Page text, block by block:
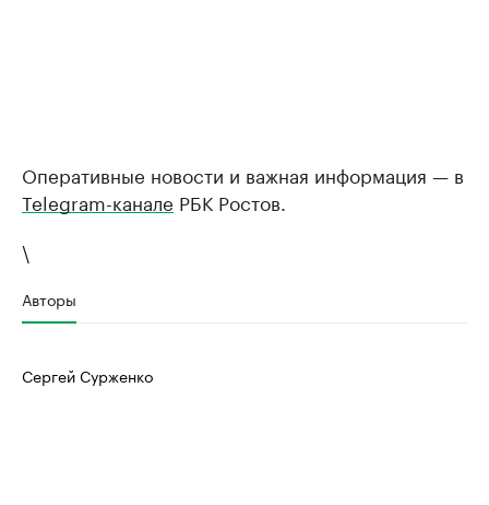
Оперативные новости и важная информация — в
Telegram-канале РБК Ростов.
\
Авторы
Сергей Сурженко